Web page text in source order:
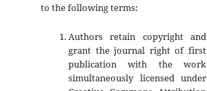
to the following terms:
Authors retain copyright and
grant the journal right of first
publication with the work
simultaneously licensed under